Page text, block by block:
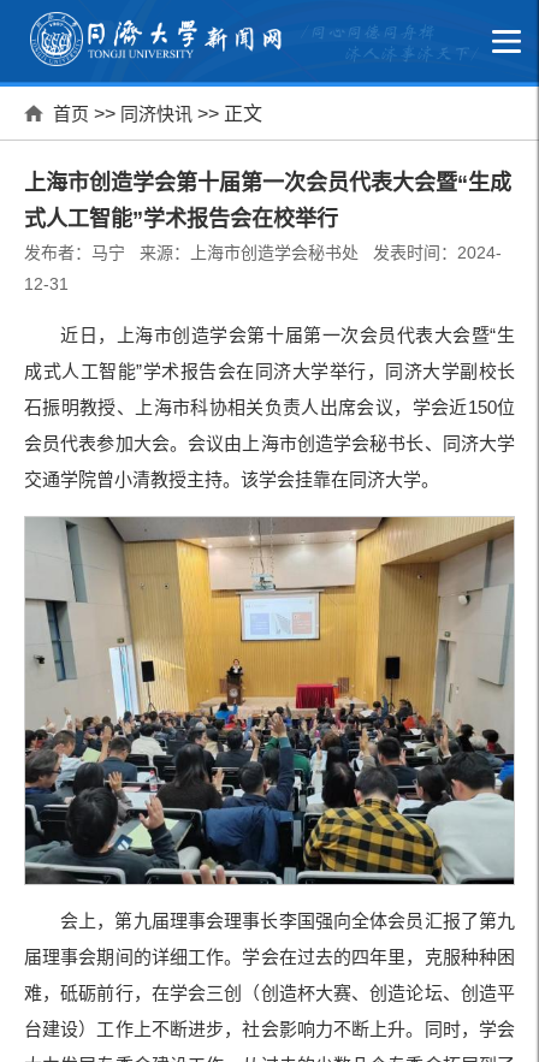
首页 >> 同济快讯 >> 正文
上海市创造学会第十届第一次会员代表大会暨“生成
式人工智能”学术报告会在校举行
发布者：马宁 来源：上海市创造学会秘书处 发表时间：2024-
12-31
近日，上海市创造学会第十届第一次会员代表大会暨“生
成式人工智能”学术报告会在同济大学举行，同济大学副校长
石振明教授、上海市科协相关负责人出席会议，学会近150位
会员代表参加大会。会议由上海市创造学会秘书长、同济大学
交通学院曾小清教授主持。该学会挂靠在同济大学。
会上，第九届理事会理事长李国强向全体会员汇报了第九
届理事会期间的详细工作。学会在过去的四年里，克服种种困
难，砥砺前行，在学会三创（创造杯大赛、创造论坛、创造平
台建设）工作上不断进步，社会影响力不断上升。同时，学会